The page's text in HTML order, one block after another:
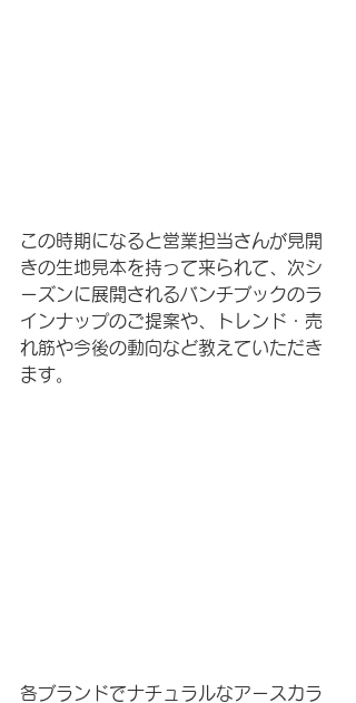
この時期になると営業担当さんが見開
きの生地見本を持って来られて、次シ
ーズンに展開されるバンチブックのラ
インナップのご提案や、トレンド・売
れ筋や今後の動向など教えていただき
ます。
各ブランドでナチュラルなアースカラ